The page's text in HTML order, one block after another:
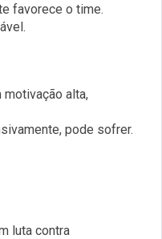
favorece o time.
alta,
pode sofrer.
luta contra